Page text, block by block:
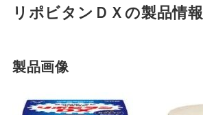
リポビタンＤＸの製品情報
製品画像